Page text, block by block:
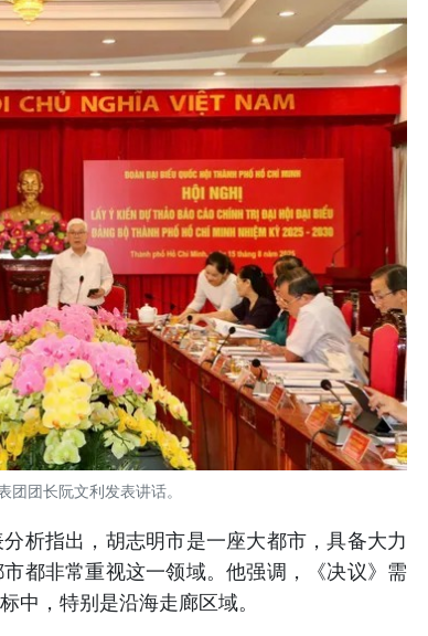
团团长阮文利发表讲话。
析指出，胡志明市是一座大都市，具备大力
都非常重视这一领域。他强调，《决议》需
中，特别是沿海走廊区域。